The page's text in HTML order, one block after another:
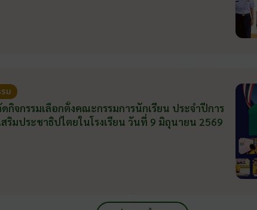
ม
ดกิจกรรมเลือกตั้งคณะกรรมการนักเรียน ประจำปีการ
ริมประชาธิปไตยในโรงเรียน วันที่ 9 มิถุนายน 2569